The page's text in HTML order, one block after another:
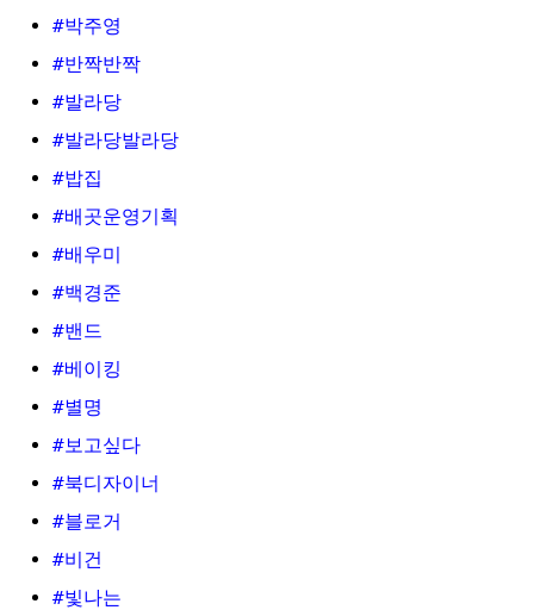
#박주영
#반짝반짝
#발라당
#발라당발라당
#밥집
#배곳운영기획
#배우미
#백경준
#밴드
#베이킹
#별명
#보고싶다
#북디자이너
#블로거
#비건
#빛나는